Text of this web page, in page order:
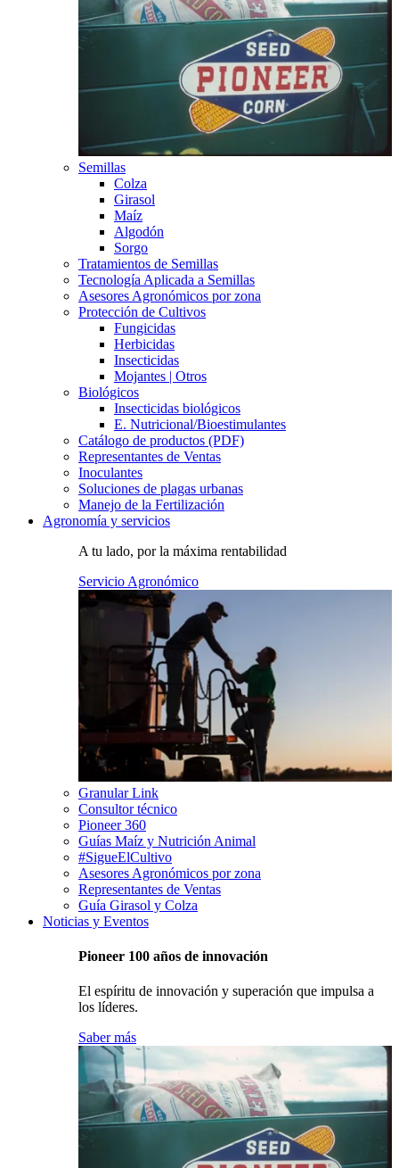
Semillas
Colza
Girasol
Maíz
Algodón
Sorgo
Tratamientos de Semillas
Tecnología Aplicada a Semillas
Asesores Agronómicos por zona
Protección de Cultivos
Fungicidas
Herbicidas
Insecticidas
Mojantes | Otros
Biológicos
Insecticidas biológicos
E. Nutricional/Bioestimulantes
Catálogo de productos (PDF)
Representantes de Ventas
Inoculantes
Soluciones de plagas urbanas
Manejo de la Fertilización
Agronomía y servicios
A tu lado, por la máxima rentabilidad
Servicio Agronómico
Granular Link
Consultor técnico
Pioneer 360
Guías Maíz y Nutrición Animal
#SigueElCultivo
Asesores Agronómicos por zona
Representantes de Ventas
Guía Girasol y Colza
Noticias y Eventos
Pioneer 100 años de innovación
El espíritu de innovación y superación que impulsa a
los líderes.
Saber más